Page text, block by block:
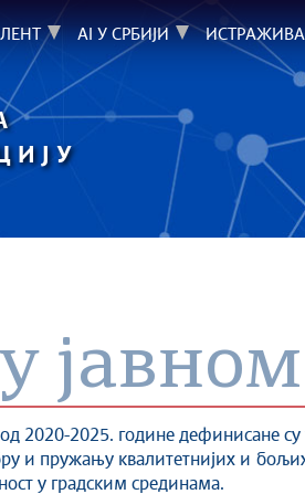
AI У СРБИЈИ
јавном
2020-2025. године дефинисане
и пружању квалитетнијих и бољих
у градским срединама.